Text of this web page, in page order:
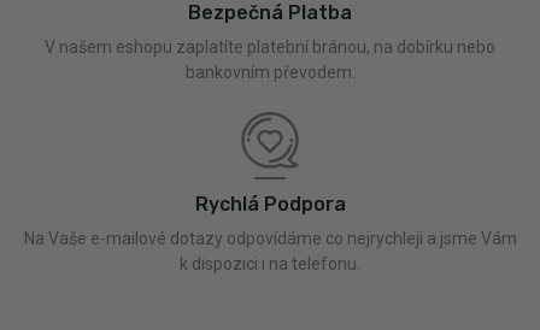
Bezpečná Platba
V našem eshopu zaplatíte platební bránou, na dobírku nebo
bankovním převodem.
Rychlá Podpora
Na Vaše e-mailové dotazy odpovídáme co nejrychleji a jsme Vám
k dispozici i na telefonu.